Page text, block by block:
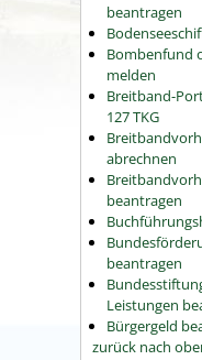
beantragen
Bombenfund
melden
Breitband-
127 TKG
abrechnen
beantragen
beantragen
Leistungen
Bürgergeld
zurück nach